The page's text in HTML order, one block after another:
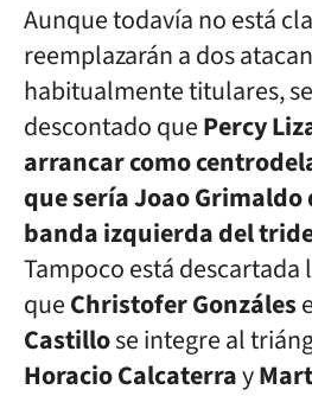
Aunque todavía no está
reemplazarán a dos
habitualmente titulares,
descontado quePercy
arrancar como
que sería Joao Grimaldo
banda izquierda del
Tampoco está
queChristofer Gonzáles
Castillose integre al
Horacio Calcaterray